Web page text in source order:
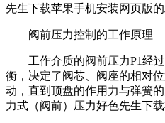
先生下载苹果手机安装网页版的
阀前压力控制的工作原理
工作介质的阀前压力P1经
衡，决定了阀芯、阀座的
动，直到顶盘的作用力与弹簧的
力式（阀前）压力好色先生下载